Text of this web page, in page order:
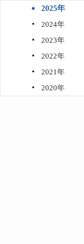
· 2025年
· 2024年
· 2023年
· 2022年
· 2021年
· 2020年